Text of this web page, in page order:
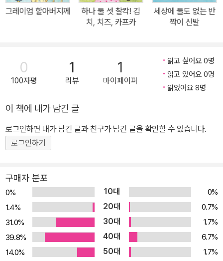
허. 이쯤이면 이 책을 읽는 독자들도 옛 어른들 말씀마냥 ‘원, 너무 속
없는 사람 아니야’ 싶은 의심이 들락말락합니다. 그런데 마침, 마을 너
른말이라도 좀 할라치면 잔소리한다고 한숨을 후우, 곡식이 잘 되어
도 쌓아 둘 데가 없다고 한숨을 후우, 하고 이러나저러나 한숨을 달고
사는 양반입니다. 당연히 이런 임금님 눈에 할아버지가 곱게 보일 리
지 한번 보자고 작정하게 만들 법합니다. 이렇듯 전혀 다른 두 캐릭터
가 이 그림책을 이끌어 갑니다. 한 사람은 입에 풀칠하기도 벅찬 마당
에 허구한 날 허허 웃고 삽니다. 한 사람은 세상 모든 권력과 돈을 쥔
떼고 둘러보아도 쉽게 찾을 수 있는 인물들입니다. 바로, 지금, 여기,
우리의 이야기이기도 한 겁니다. 마음이 웃으면 행복이 온다 그런데
참말로 무슨 수가 있기에 그리 웃고 살까? 재물이 많은가? 입에 풀칠
정도 한답니다. 자식들이 잘 모시는가? 자식은 없답니다. 할멈이 떠
받들어 주나? 그저 함께 늙어간답니다. 임금님은 걱정거리를 하나 던
져 주자고 마음먹습니다. 황금 가락지 하나를 내어 주고, 보름 뒤에 찾
겠다고 말합니다. 임금씩이나 되어서 가락지를 줬다 되돌려 달라는
그레이엄 할아버지께
하나 둘 셋 찰칵! 김
치, 치즈, 카프카
세상에 둘도 없는 반
짝이 신발
0
100자평
1
리뷰
1
마이페이퍼
읽고 싶어요 0명
읽고 있어요 0명
읽었어요 8명
이 책에 내가 남긴 글
로그인하면 내가 남긴 글과 친구가 남긴 글을 확인할 수 있습니다.
로그인하기
구매자 분포
0% 10대
0%
1.4%
20대
0.7%
31.0%
30대
1.7%
39.8%
40대
6.7%
14.0%
50대
1.7%